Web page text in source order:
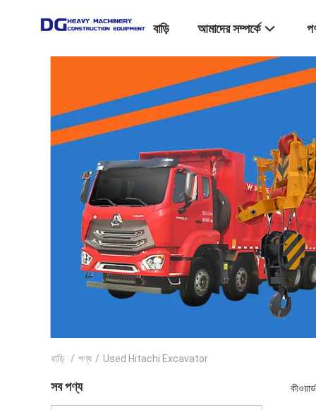
বাড়ি আমাদের সম্পর্কে
বাড়ি / পণ্য / Used Hitachi Excavator
সব পণ্য